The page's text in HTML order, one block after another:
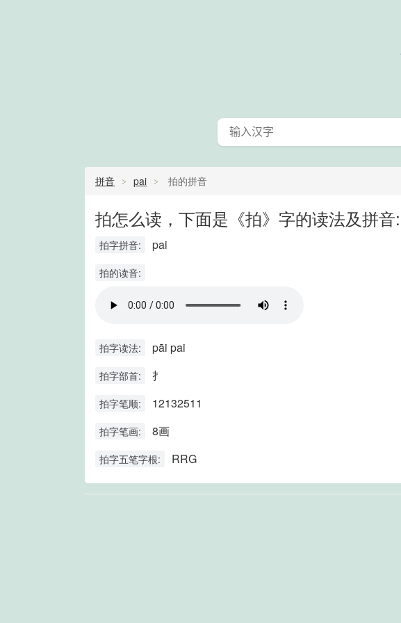
拼音 pai 拍的拼音
拍怎么读，下面是《拍》字的读法及拼音:
拍字拼音: pai
拍的读音:
拍字读法: pāi pai
拍字部首: 扌
拍字笔顺: 12132511
拍字笔画: 8画
拍字五笔字根: RRG